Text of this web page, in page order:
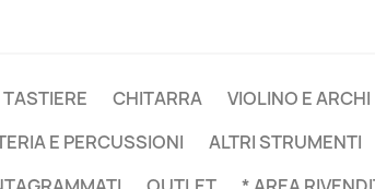
CHITARRA VIOLINO E ARCHI
E PERCUSSIONI
ALTRI STRUMENTI